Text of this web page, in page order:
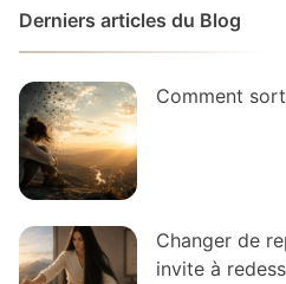
Derniers articles du Blog
Comment
Changer de
invite à